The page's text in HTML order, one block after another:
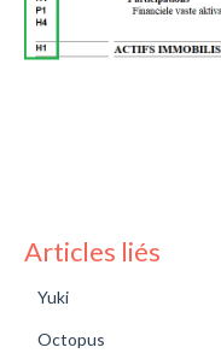
Articles liés
Yuki
Octopus